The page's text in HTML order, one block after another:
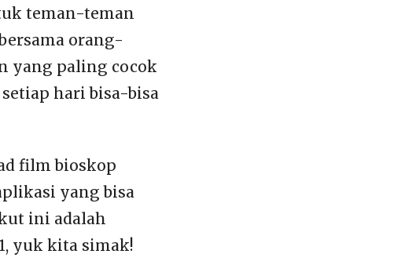
teman-teman
orang-
yang paling cocok
hari bisa-bisa
film bioskop
yang bisa
ini adalah
yuk kita simak!